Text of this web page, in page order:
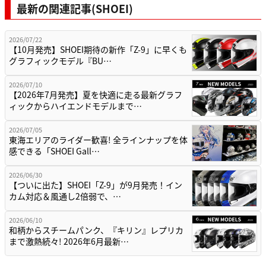
最新の関連記事(SHOEI)
2026/07/22
【10月発売】SHOEI期待の新作「Z-9」に早くも
グラフィックモデル『BU…
2026/07/10
【2026年7月発売】夏を快適に走る最新グラフ
ィックからハイエンドモデルまで…
2026/07/05
東海エリアのライダー歓喜! 全ラインナップを体
感できる「SHOEI Gall…
2026/06/30
【ついに出た】SHOEI「Z-9」が9月発売！イン
カム対応＆風通し2倍弱で、…
2026/06/10
和柄からスチームパンク、『キリン』レプリカ
まで激熱続々! 2026年6月最新…